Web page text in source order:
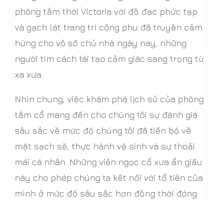
phòng tắm thời Victoria với đồ đạc phức tạp
và gạch lát trang trí công phu đã truyền cảm
hứng cho vô số chủ nhà ngày nay, những
người tìm cách tái tạo cảm giác sang trọng từ
xa xưa.
Nhìn chung, việc khám phá lịch sử của phòng
tắm cổ mang đến cho chúng tôi sự đánh giá
sâu sắc về mức độ chúng tôi đã tiến bộ về
mặt sạch sẽ, thực hành vệ sinh và sự thoải
mái cá nhân. Những viên ngọc cổ xưa ẩn giấu
này cho phép chúng ta kết nối với tổ tiên của
mình ở mức độ sâu sắc hơn đồng thời đóng